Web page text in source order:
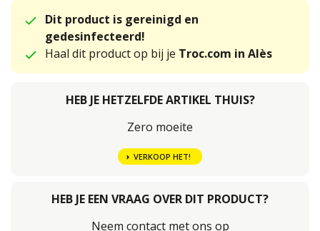
Dit product is gereinigd en
gedesinfecteerd!
Haal dit product op bij je Troc.com in Alès
HEB JE HETZELFDE ARTIKEL THUIS?
Zero moeite
VERKOOP HET!
HEB JE EEN VRAAG OVER DIT PRODUCT?
Neem contact met ons op